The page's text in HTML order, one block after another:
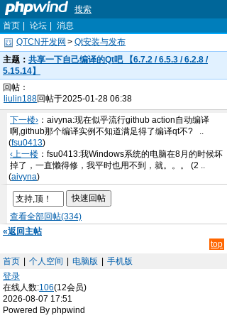
搜索
首页
论坛
消息
QTCN开发网 > Qt安装与发布
主题： 共享一下自己编译的Qt吧 【6.7.2 / 6.5.3 / 6.2.8 /
5.15.14】
回帖：
liulin188回帖于2025-01-28 06:38
下一楼› ：aivyna:现在似乎流行github action自动编译
啊,github那个编译实例不知道满足得了编译qt不? ..
(fsu0413)
‹上一楼 ：fsu0413:我Windows系统的电脑在8月的时候坏
掉了，一直懒得修，我平时也用不到，就。。。 (2 ..
(aivyna)
查看全部回帖(334)
«返回主帖
top
首页
个人空间 电脑版
手机版
登录
在线人数:106(12会员)
2026-08-07 17:51
Powered By phpwind